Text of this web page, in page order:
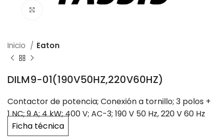
Inicio Eaton
DILM9-01(190V50HZ,220V60HZ)
Contactor de potencia; Conexión a tornillo; 3 polos +
1 NC; 9 A; 4 kW; 400 V; AC-3; 190 V 50 Hz, 220 V 60 Hz
Ficha técnica